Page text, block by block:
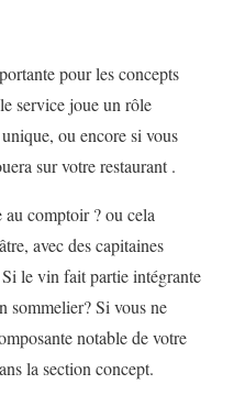
pour les concepts
service joue un rôle
ou encore si vous
sur votre restaurant .
comptoir ? ou cela
avec des capitaines
le vin fait partie intégrante
sommelier? Si vous ne
notable de votre
la section concept.